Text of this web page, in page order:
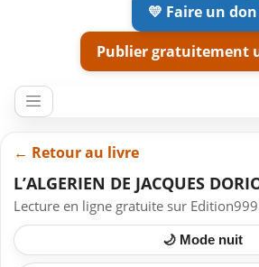
💛 Faire un don
Publier gratuitement
← Retour au livre
L’ALGERIEN DE JACQUES
Lecture en ligne gratuite sur Edition999
🌙 Mode nuit